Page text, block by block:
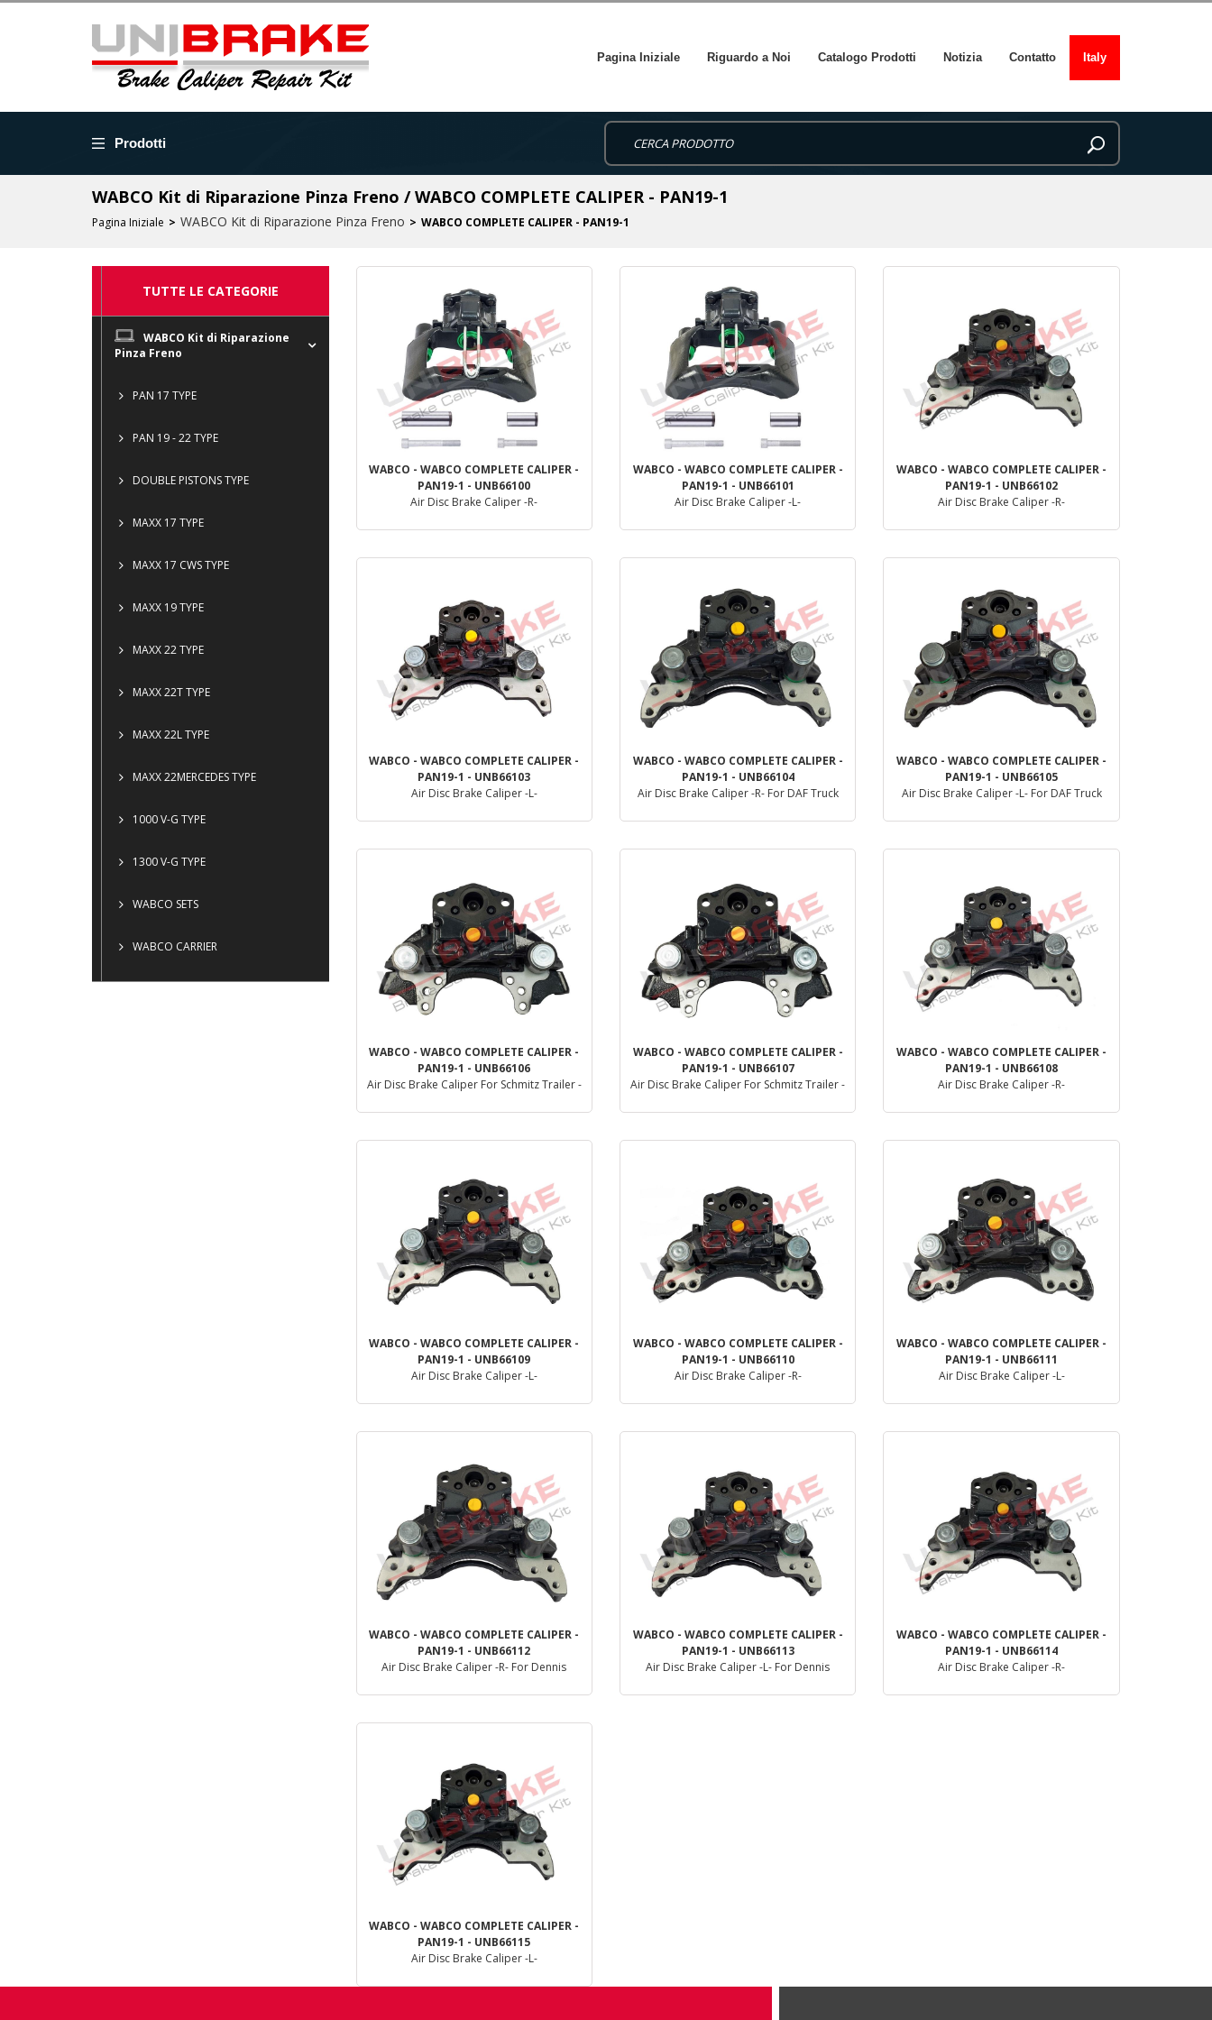
Pagina Iniziale Riguardo a Noi Catalogo Prodotti Notizia Contatto Italy
Prodotti
WABCO Kit di Riparazione Pinza Freno / WABCO COMPLETE CALIPER - PAN19-1
Pagina Iniziale WABCO Kit di Riparazione Pinza Freno WABCO COMPLETE CALIPER - PAN19-1
TUTTE LE CATEGORIE
WABCO Kit di Riparazione
Pinza Freno
PAN 17 TYPE
PAN 19 - 22 TYPE
DOUBLE PISTONS TYPE
MAXX 17 TYPE
MAXX 17 CWS TYPE
MAXX 19 TYPE
MAXX 22 TYPE
MAXX 22T TYPE
MAXX 22L TYPE
MAXX 22MERCEDES TYPE
1000 V-G TYPE
1300 V-G TYPE
WABCO SETS
WABCO CARRIER
WABCO - WABCO COMPLETE CALIPER -
PAN19-1 - UNB66100
Air Disc Brake Caliper -R-
WABCO - WABCO COMPLETE CALIPER -
PAN19-1 - UNB66101
Air Disc Brake Caliper -L-
WABCO - WABCO COMPLETE CALIPER -
PAN19-1 - UNB66102
Air Disc Brake Caliper -R-
WABCO - WABCO COMPLETE CALIPER -
PAN19-1 - UNB66103
Air Disc Brake Caliper -L-
WABCO - WABCO COMPLETE CALIPER -
PAN19-1 - UNB66104
Air Disc Brake Caliper -R- For DAF Truck
WABCO - WABCO COMPLETE CALIPER -
PAN19-1 - UNB66105
Air Disc Brake Caliper -L- For DAF Truck
WABCO - WABCO COMPLETE CALIPER -
PAN19-1 - UNB66106
Air Disc Brake Caliper For Schmitz Trailer -
WABCO - WABCO COMPLETE CALIPER -
PAN19-1 - UNB66107
Air Disc Brake Caliper For Schmitz Trailer -
WABCO - WABCO COMPLETE CALIPER -
PAN19-1 - UNB66108
Air Disc Brake Caliper -R-
WABCO - WABCO COMPLETE CALIPER -
PAN19-1 - UNB66109
Air Disc Brake Caliper -L-
WABCO - WABCO COMPLETE CALIPER -
PAN19-1 - UNB66110
Air Disc Brake Caliper -R-
WABCO - WABCO COMPLETE CALIPER -
PAN19-1 - UNB66111
Air Disc Brake Caliper -L-
WABCO - WABCO COMPLETE CALIPER -
PAN19-1 - UNB66112
Air Disc Brake Caliper -R- For Dennis
WABCO - WABCO COMPLETE CALIPER -
PAN19-1 - UNB66113
Air Disc Brake Caliper -L- For Dennis
WABCO - WABCO COMPLETE CALIPER -
PAN19-1 - UNB66114
Air Disc Brake Caliper -R-
WABCO - WABCO COMPLETE CALIPER -
PAN19-1 - UNB66115
Air Disc Brake Caliper -L-